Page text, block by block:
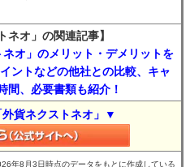
ネオ」の関連記事】
オ」のメリット・デメリットを
ントなどの他社との比較、キャ
間、必要書類も紹介！
貨ネクストネオ」▼
年8月3日時点のデータをもとに作成している